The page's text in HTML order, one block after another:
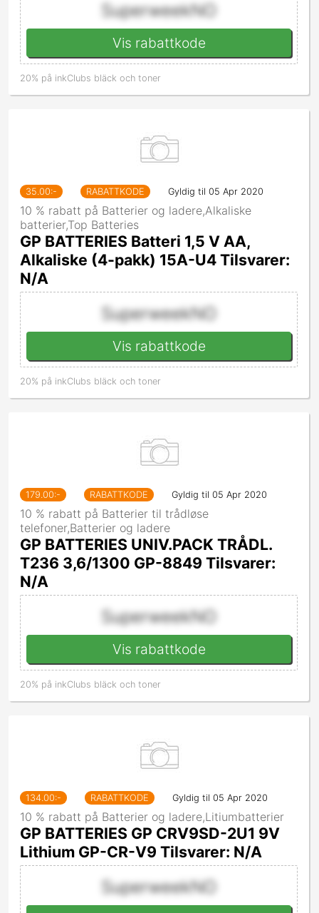
SuperweekNO
Vis rabattkode
20% på inkClubs bläck och toner
35.00:- RABATTKODE Gyldig til 05 Apr 2020
10 % rabatt på Batterier og ladere,Alkaliske
batterier,Top Batteries
GP BATTERIES Batteri 1,5 V AA,
Alkaliske (4-pakk) 15A-U4 Tilsvarer:
N/A
SuperweekNO
Vis rabattkode
20% på inkClubs bläck och toner
179.00:- RABATTKODE Gyldig til 05 Apr 2020
10 % rabatt på Batterier til trådløse
telefoner,Batterier og ladere
GP BATTERIES UNIV.PACK TRÅDL.
T236 3,6/1300 GP-8849 Tilsvarer:
N/A
SuperweekNO
Vis rabattkode
20% på inkClubs bläck och toner
134.00:- RABATTKODE Gyldig til 05 Apr 2020
10 % rabatt på Batterier og ladere,Litiumbatterier
GP BATTERIES GP CRV9SD-2U1 9V
Lithium GP-CR-V9 Tilsvarer: N/A
SuperweekNO